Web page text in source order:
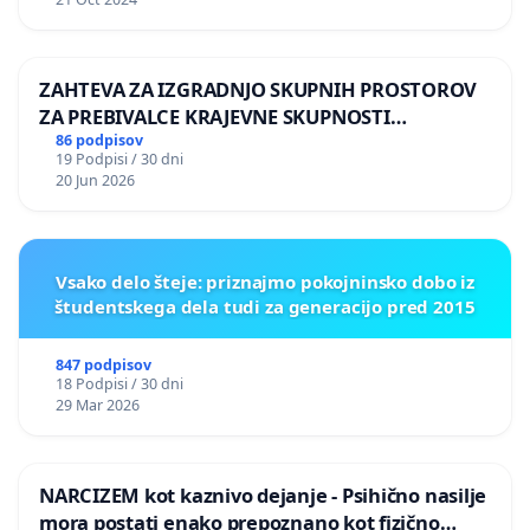
ZAHTEVA ZA IZGRADNJO SKUPNIH PROSTOROV
ZA PREBIVALCE KRAJEVNE SKUPNOSTI
PRESTRANEK
86 podpisov
19 Podpisi / 30 dni
20 Jun 2026
Vsako delo šteje: priznajmo pokojninsko dobo iz
študentskega dela tudi za generacijo pred 2015
847 podpisov
18 Podpisi / 30 dni
29 Mar 2026
NARCIZEM kot kaznivo dejanje - Psihično nasilje
mora postati enako prepoznano kot fizično